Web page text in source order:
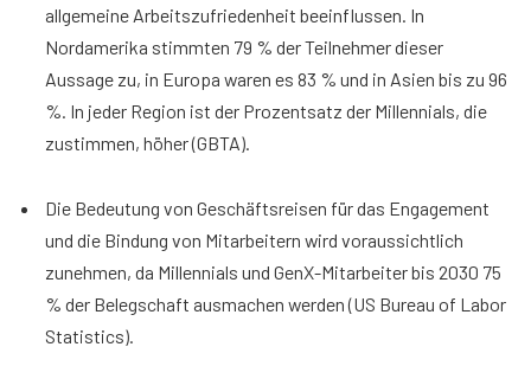
allgemeine Arbeitszufriedenheit beeinflussen. In
Nordamerika stimmten 79 % der Teilnehmer dieser
Aussage zu, in Europa waren es 83 % und in Asien bis zu 96
%. In jeder Region ist der Prozentsatz der Millennials, die
zustimmen, höher (GBTA).
Die Bedeutung von Geschäftsreisen für das Engagement
und die Bindung von Mitarbeitern wird voraussichtlich
zunehmen, da Millennials und GenX-Mitarbeiter bis 2030 75
% der Belegschaft ausmachen werden (US Bureau of Labor
Statistics).